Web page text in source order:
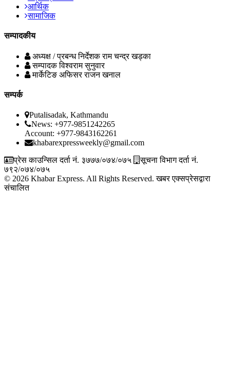
आर्थिक
सामाजिक
सम्पादकीय
अध्यक्ष / प्रबन्ध निर्देशक राम चन्द्र खड्का
सम्पादक विश्वराम सुनुवार
मार्केटिङ अफिसर राजन खनाल
सम्पर्क
Putalisadak, Kathmandu
News: +977-9851242265
Account: +977-9843162261
khabarexpressweekly@gmail.com
प्रेस काउन्सिल दर्ता नं. ३७७७/०७४/०७५
सूचना विभाग दर्ता नं.
७९२/०७४/०७५
© 2026 Khabar Express. All Rights Reserved. खबर एक्सप्रेसद्वारा
संचालित